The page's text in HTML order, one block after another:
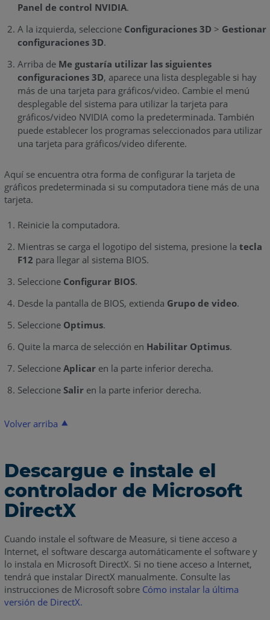
Panel de control NVIDIA.
A la izquierda, seleccione Configuraciones 3D > Gestionar
configuraciones 3D.
Arriba de Me gustaría utilizar las siguientes
configuraciones 3D, aparece una lista desplegable si hay
más de una tarjeta para gráficos/video. Cambie el menú
desplegable del sistema para utilizar la tarjeta para
gráficos/video NVIDIA como la predeterminada. También
puede establecer los programas seleccionados para utilizar
una tarjeta para gráficos/video diferente.
Aquí se encuentra otra forma de configurar la tarjeta de
gráficos predeterminada si su computadora tiene más de una
tarjeta.
Reinicie la computadora.
Mientras se carga el logotipo del sistema, presione la tecla
F12 para llegar al sistema BIOS.
Seleccione Configurar BIOS.
Desde la pantalla de BIOS, extienda Grupo de video.
Seleccione Optimus.
Quite la marca de selección en Habilitar Optimus.
Seleccione Aplicar en la parte inferior derecha.
Seleccione Salir en la parte inferior derecha.
Volver arriba
Descargue e instale el
controlador de Microsoft
DirectX
Cuando instale el software de Measure, si tiene acceso a
Internet, el software descarga automáticamente el software y
lo instala en Microsoft DirectX. Si no tiene acceso a Internet,
tendrá que instalar DirectX manualmente. Consulte las
instrucciones de Microsoft sobre Cómo instalar la última
versión de DirectX.